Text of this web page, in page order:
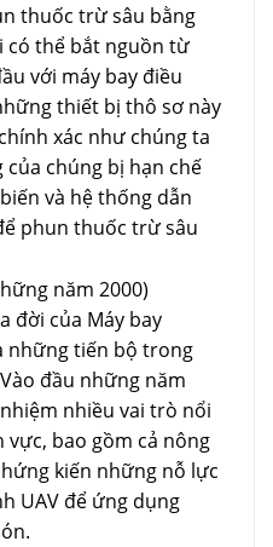
thuốc trừ sâu bằng
có thể bắt nguồn từ
với máy bay điều
thiết bị thô sơ này
xác như chúng ta
của chúng bị hạn chế
và hệ thống dẫn
phun thuốc trừ sâu
năm 2000)
đời của Máy bay
những tiến bộ trong
đầu những năm
nhiều vai trò nổi
bao gồm cả nông
kiến ​​những nỗ lực
UAV để ứng dụng